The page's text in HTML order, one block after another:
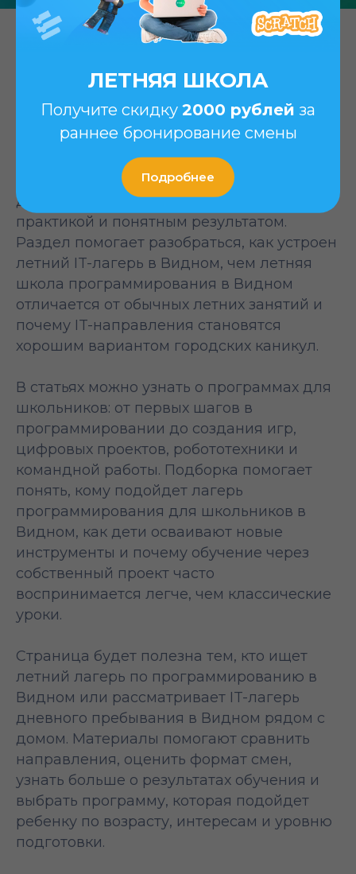
Блог летней школы
программирования в Видном
для детей
На этой странице собраны материалы для
родителей из Видного, которые выбирают
для ребенка летний формат с пользой,
практикой и понятным результатом.
Раздел помогает разобраться, как устроен
летний IT-лагерь в Видном, чем летняя
школа программирования в Видном
отличается от обычных летних занятий и
почему IT-направления становятся
хорошим вариантом городских каникул.
В статьях можно узнать о программах для
школьников: от первых шагов в
программировании до создания игр,
цифровых проектов, робототехники и
командной работы. Подборка помогает
понять, кому подойдет лагерь
программирования для школьников в
Видном, как дети осваивают новые
инструменты и почему обучение через
собственный проект часто
воспринимается легче, чем классические
уроки.
Страница будет полезна тем, кто ищет
летний лагерь по программированию в
Видном или рассматривает IT-лагерь
дневного пребывания в Видном рядом с
домом. Материалы помогают сравнить
направления, оценить формат смен,
узнать больше о результатах обучения и
выбрать программу, которая подойдет
ребенку по возрасту, интересам и уровню
подготовки.
ЛЕТНЯЯ ШКОЛА
Получите скидку 2000 рублей за
раннее бронирование смены
Подробнее